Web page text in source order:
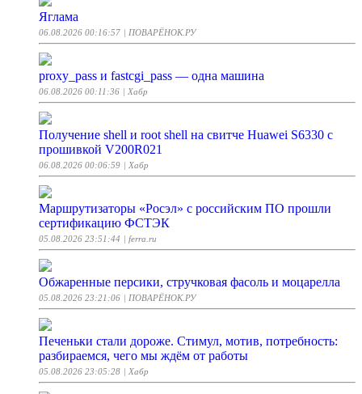
Яглама
06.08.2026 00:16:57 | ПОВАРЁНОК.РУ
proxy_pass и fastcgi_pass — одна машина
06.08.2026 00:11:36 | Хабр
Получение shell и root shell на свитче Huawei S6330 с
прошивкой V200R021
06.08.2026 00:06:59 | Хабр
Маршрутизаторы «Росэл» с российским ПО прошли
сертификацию ФСТЭК
05.08.2026 23:51:44 | ferra.ru
Обжаренные персики, стручковая фасоль и моцарелла
05.08.2026 23:21:06 | ПОВАРЁНОК.РУ
Печеньки стали дороже. Стимул, мотив, потребность:
разбираемся, чего мы ждём от работы
05.08.2026 23:05:28 | Хабр